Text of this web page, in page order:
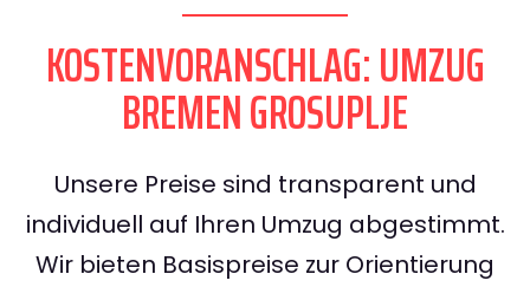
KOSTENVORANSCHLAG: UMZUG
BREMEN GROSUPLJE
Unsere Preise sind transparent und
individuell auf Ihren Umzug abgestimmt.
Wir bieten Basispreise zur Orientierung